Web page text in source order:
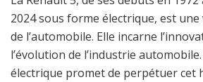
2024 sous forme électrique, est
de l’automobile. Elle incarne
l’évolution de l’industrie
électrique promet de perpétuer cet